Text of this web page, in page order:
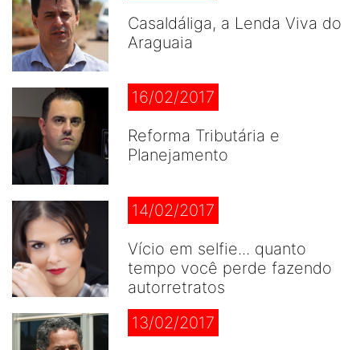
Casaldáliga, a Lenda Viva do
Araguaia
16/02/2017
Reforma Tributária e
Planejamento
14/02/2017
Vício em selfie... quanto
tempo você perde fazendo
autorretratos
13/02/2017